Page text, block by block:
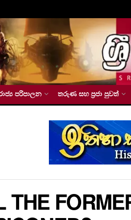
පරිපාලන තරුණ සහ ප්‍රජා පුවත්
THE